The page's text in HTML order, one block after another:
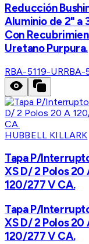
Reducción
Aluminio de 2" a
Con
Uretano Purpura.
RBA-5119-URRBA-
HUBBELL KILLARK
Tapa P/
XS D/ 2 Polos 20
120/277 V CA.
Tapa P/
XS D/ 2 Polos 20
120/277 V CA.